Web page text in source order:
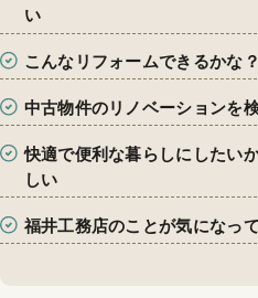
い
こんなリフォームできるかな
中古物件のリノベーションを
快適で便利な暮らしにしたい
しい
福井工務店のことが気になっ